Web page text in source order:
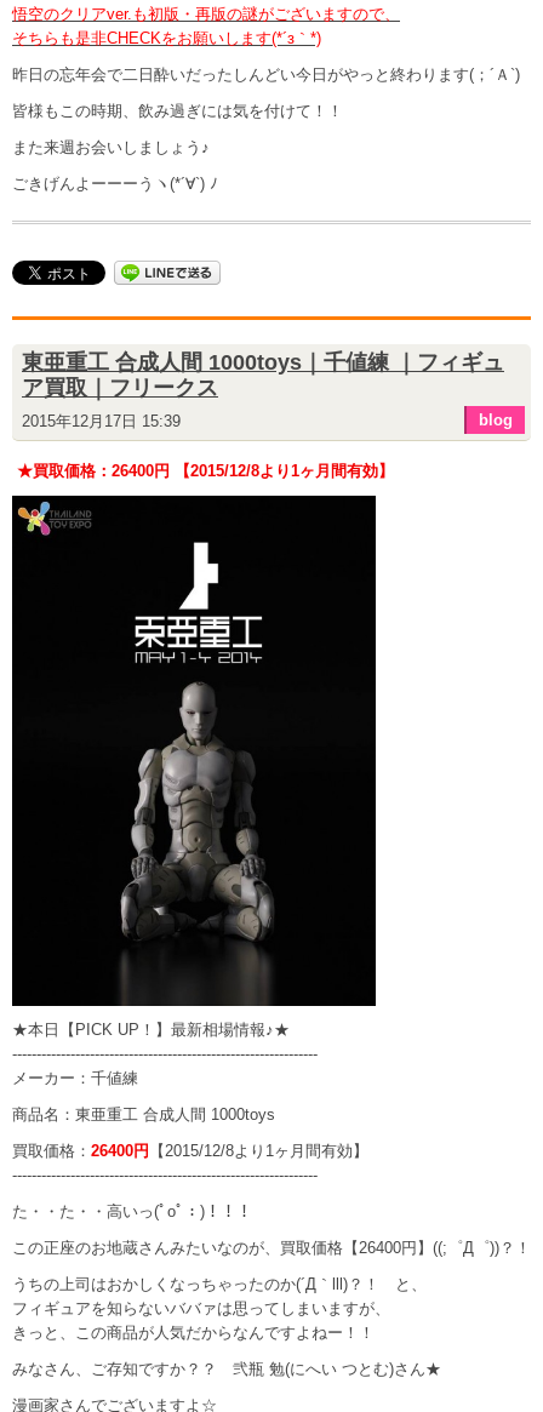
悟空のクリアver.も初版・再版の謎がございますので、
そちらも是非CHECKをお願いします(*´з｀*)
昨日の忘年会で二日酔いだったしんどい今日がやっと終わります(；´Ａ`)
皆様もこの時期、飲み過ぎには気を付けて！！
また来週お会いしましょう♪
ごきげんよーーーうヽ(*´∀`) ﾉ
東亜重工 合成人間 1000toys｜千値練 ｜フィギュ
ア買取｜フリークス
2015年12月17日 15:39 blog
★買取価格：26400円 【2015/12/8より1ヶ月間有効】
★本日【PICK UP！】最新相場情報♪★
---------------------------------------------------------------
メーカー：千値練
商品名：東亜重工 合成人間 1000toys
買取価格： 26400円
【2015/12/8より1ヶ月間有効】
---------------------------------------------------------------
た・・た・・高いっ(ﾟoﾟ：)！！！
この正座のお地蔵さんみたいなのが、買取価格【26400円】((;゜Д゜))？！
うちの上司はおかしくなっちゃったのか(´Д｀lll)？！ と、
フィギュアを知らないババァは思ってしまいますが、
きっと、この商品が人気だからなんですよねー！！
みなさん、ご存知ですか？？ 弐瓶 勉(にへい つとむ)さん★
漫画家さんでございますよ☆